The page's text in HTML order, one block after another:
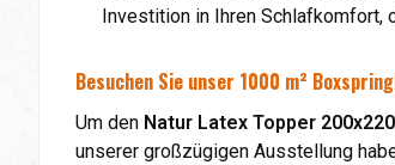
Investition in Ihren Schlafkomfort,
Besuchen Sie unser 1000 m²
Um den Natur Latex Topper
unserer großzügigen Ausstellung